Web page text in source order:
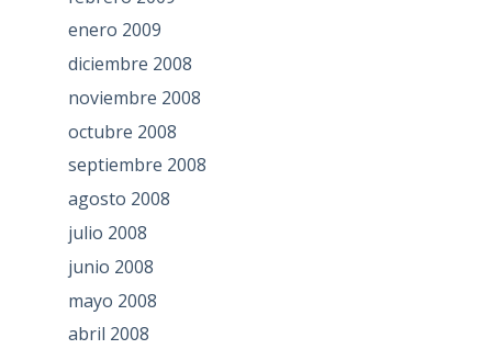
enero 2009
diciembre 2008
noviembre 2008
octubre 2008
septiembre 2008
agosto 2008
julio 2008
junio 2008
mayo 2008
abril 2008